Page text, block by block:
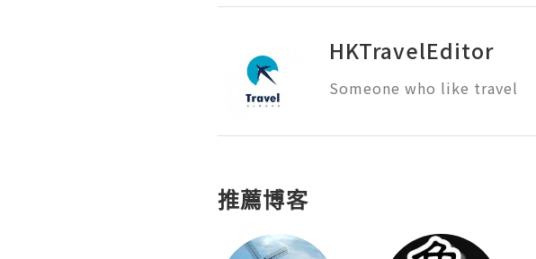
HKTravelEditor
Someone who like travel
推薦博客